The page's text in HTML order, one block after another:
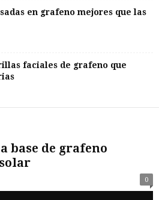
en grafeno mejores que las
faciales de grafeno que
base de grafeno
0